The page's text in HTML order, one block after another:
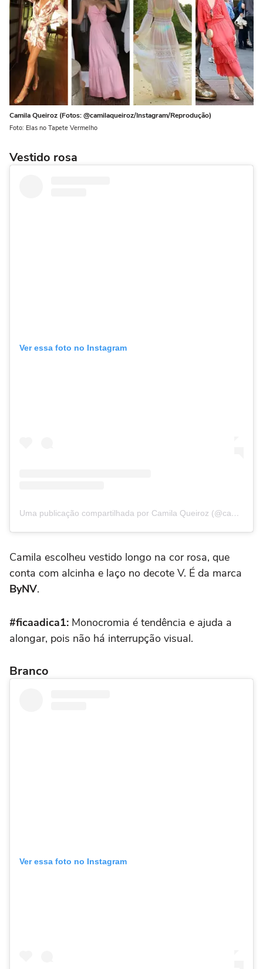
Camila Queiroz (Fotos: @camilaqueiroz/Instagram/Reprodução)
Foto: Elas no Tapete Vermelho
Vestido rosa
Ver essa foto no Instagram
Uma publicação compartilhada por Camila Queiroz (@camilaqueiroz)
Camila escolheu vestido longo na cor rosa, que
conta com alcinha e laço no decote V. É da marca
ByNV.
#ficaadica1: Monocromia é tendência e ajuda a
alongar, pois não há interrupção visual.
Branco
Ver essa foto no Instagram